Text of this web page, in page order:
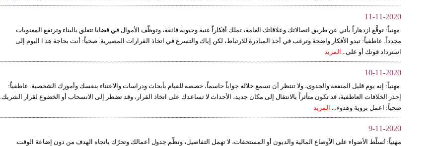
11-11-2020
مهنياً: توقَّع ازدهاراً يأتي عن طريق اتصالاتك وعلاقاتك العامة، تملك أفكاراً غنية وحيوية فائقة، وتوظّف الأموال في قضايا تتعلق بالبناء وترتفع المعنويات
مجدداً. عاطفياً: تبدو الأفكار واضحة وترغب في أخذ المبادرة للارتباط، لكن إياك والتسرع في اتخاذ القرارات المصيرية. صحياً: أنت بحاجة هذ ا اليوم إلى
استرداد قوتك أو على... المزيد
10-11-2020
مهنياً: إنه يوم قليل المنفعة والجدوى، ولا تنتظر أن تسمع خلاله جواباً حاسماً، خصصه للقيام بأبحاث ودراسات والاعتناء بنفسك وأمورك الشخصية. عاطفياً:
إحذر الخلافات العاطفية، قد تكون متأثراً بالانتقال إلى مكان جديد، الأحداث لا تساعدك على اتخاذ القرار، وقد تضطر إلى الانسحاب أو الخضوع لقرار الشريك.
صحياً: اعمل بروية وهدوء،... المزيد
9-11-2020
مهنياً: تُسلّط الأضواء على الأوضاع المالية والديون أو المستحقات، لا تهمل التفاصيل، ونظّم جدول أعمالك وتحرّك باتجاه الهدف من دون إضاعة الوقت.